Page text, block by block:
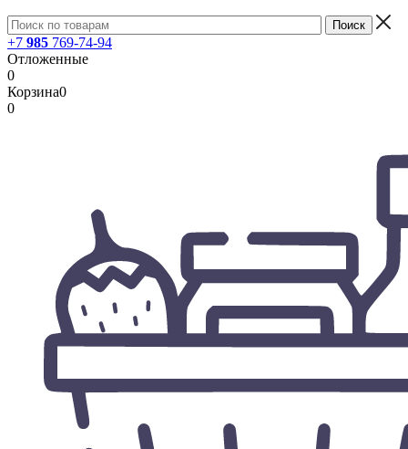
+7 985 769-74-94
Отложенные
0
Корзина0
0